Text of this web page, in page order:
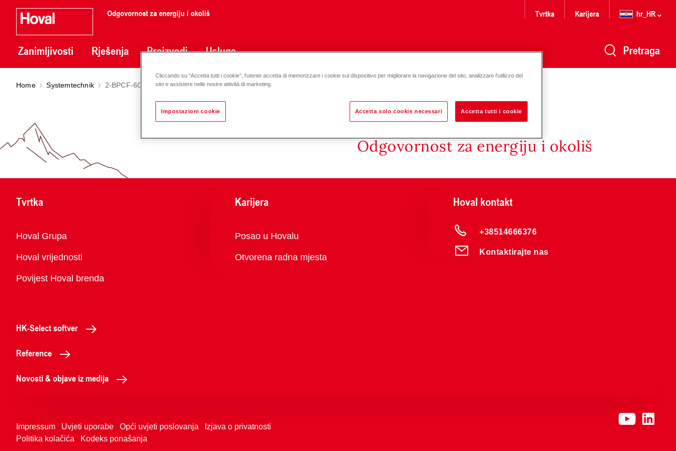
Odgovornost za energiju i okoliš
Zanimljivosti Rješenja Proizvodi Usluge
Tvrtka Karijera hr_HR
Pretraga
Home Systemtechnik 2-BPCF-6011
Odgovornost za energiju i okoliš
Tvrtka
Pregled
Hoval Grupa
Hoval vrijednosti
Povijest Hoval brenda
Karijera
Pregled
Posao u Hovalu
Otvorena radna mjesta
Hoval kontakt
+38514666376
Kontaktirajte nas
HK-Select softver
Reference
Novosti & objave iz medija
Impressum Uvjeti uporabe Opći uvjeti poslovanja
Izjava o privatnosti
Politika kolačića
Kodeks ponašanja
Cliccando su “Accetta tutti i cookie”, l'utente accetta di memorizzare i cookie sul dispositivo per migliorare la navigazione del sito, analizzare l'utilizzo del
sito e assistere nelle nostre attività di marketing.
Impostazioni cookie Accetta solo cookie necessari Accetta tutti i cookie